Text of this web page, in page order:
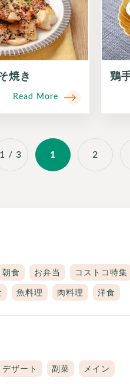
焼き
Read More
鶏
1 / 3 1 2
朝食 お弁当 コストコ特集
魚料理 肉料理 洋食
デザート 副菜 メイン